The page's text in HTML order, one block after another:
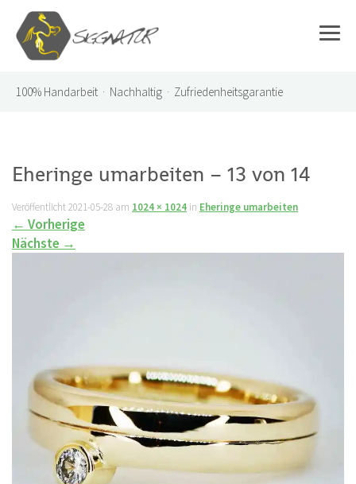
100% Handarbeit · Nachhaltig · Zufriedenheitsgarantie
Eheringe umarbeiten – 13 von 14
Veröffentlicht2021-05-28 am 1024 × 1024 in Eheringe umarbeiten
← Vorherige
Nächste →